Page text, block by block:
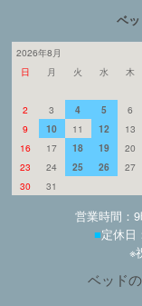
ベ
2026年8月
日
月 火 水 木
2
3 4 5 6
9
10 11 12 13
16
17 18 19 20
23
24 25 26 27
30
31
営業時間：
■定休日
※
ベッド